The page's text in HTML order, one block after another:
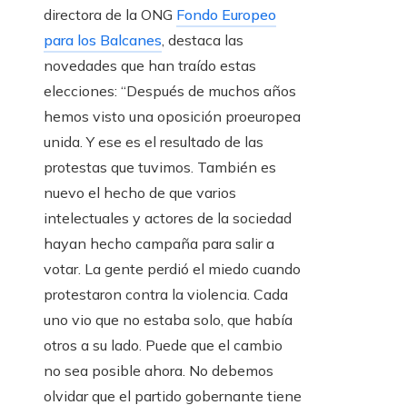
directora de la ONG Fondo Europeo
para los Balcanes, destaca las
novedades que han traído estas
elecciones: “Después de muchos años
hemos visto una oposición proeuropea
unida. Y ese es el resultado de las
protestas que tuvimos. También es
nuevo el hecho de que varios
intelectuales y actores de la sociedad
hayan hecho campaña para salir a
votar. La gente perdió el miedo cuando
protestaron contra la violencia. Cada
uno vio que no estaba solo, que había
otros a su lado. Puede que el cambio
no sea posible ahora. No debemos
olvidar que el partido gobernante tiene